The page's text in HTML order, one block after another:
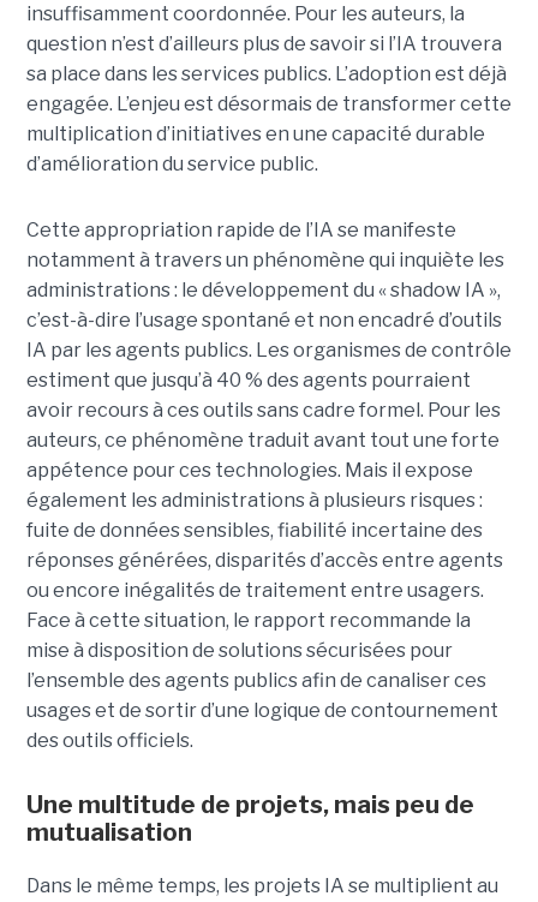
insuffisamment coordonnée. Pour les auteurs, la
question n’est d’ailleurs plus de savoir si l’IA trouvera
sa place dans les services publics. L’adoption est déjà
engagée. L’enjeu est désormais de transformer cette
multiplication d’initiatives en une capacité durable
d’amélioration du service public.
Cette appropriation rapide de l’IA se manifeste
notamment à travers un phénomène qui inquiète les
administrations : le développement du « shadow IA »,
c’est-à-dire l’usage spontané et non encadré d’outils
IA par les agents publics. Les organismes de contrôle
estiment que jusqu’à 40 % des agents pourraient
avoir recours à ces outils sans cadre formel. Pour les
auteurs, ce phénomène traduit avant tout une forte
appétence pour ces technologies. Mais il expose
également les administrations à plusieurs risques :
fuite de données sensibles, fiabilité incertaine des
réponses générées, disparités d’accès entre agents
ou encore inégalités de traitement entre usagers.
Face à cette situation, le rapport recommande la
mise à disposition de solutions sécurisées pour
l’ensemble des agents publics afin de canaliser ces
usages et de sortir d’une logique de contournement
des outils officiels.
Une multitude de projets, mais peu de
mutualisation
Dans le même temps, les projets IA se multiplient au